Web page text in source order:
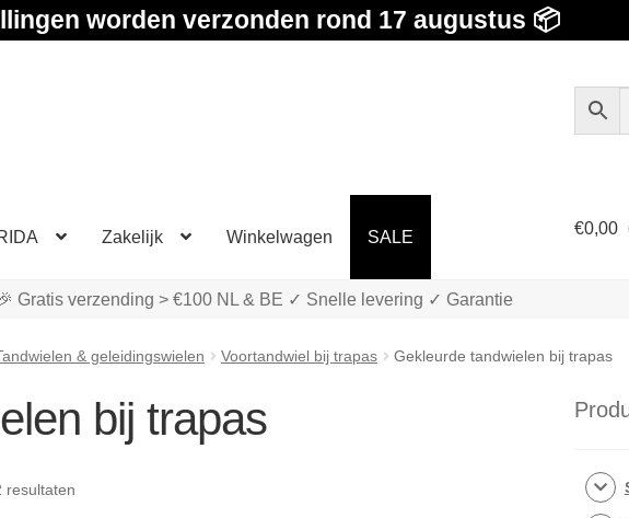
worden verzonden rond 17 augustus 📦
Zakelijk Winkelwagen SALE €0,00
Gratis verzending > €100 NL & BE ✓ Snelle levering ✓ Garantie
& geleidingswielen Voortandwiel bij trapas Gekleurde tandwielen bij trapas
bij trapas
resultaten